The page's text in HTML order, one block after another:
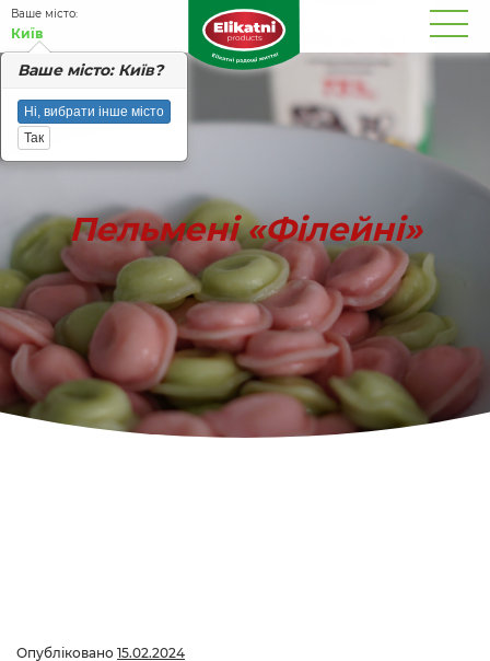
Вашe місто:
Київ
Вашe місто: Київ?
Ні, вибрати інше місто
Так
Пельмені «Філейні»
Опубліковано 15.02.2024